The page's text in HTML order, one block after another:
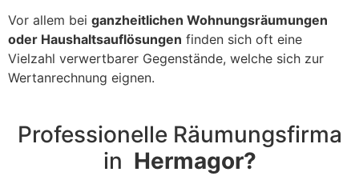
Vor allem bei ganzheitlichen Wohnungsräumungen
oder Haushaltsauflösungen finden sich oft eine
Vielzahl verwertbarer Gegenstände, welche sich zur
Wertanrechnung eignen.
Professionelle Räumungsfirma
in Hermagor?